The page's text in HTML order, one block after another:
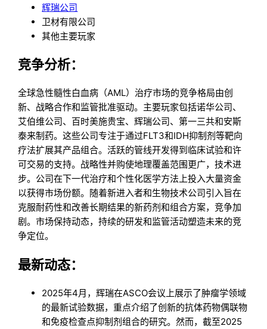
辉瑞公司
卫材有限公司
其他主要玩家
竞争分析：
全球急性髓性白血病（AML）治疗市场的竞争格局由创
新、战略合作和监管批准驱动。主要玩家包括诺华公司、
艾伯维公司、百时美施贵宝、辉瑞公司、第一三共和安斯
泰来制药。这些公司专注于通过FLT3和IDH抑制剂等靶向
疗法扩展其产品组合。活跃的管线开发得到临床试验和许
可交易的支持。战略性并购使地理覆盖范围更广，技术进
步。公司在下一代治疗和个性化医学方法上投入大量资金
以获得市场份额。随着新进入者和生物技术公司引入旨在
克服耐药性和改善长期结果的新药剂和组合方案，竞争加
剧。市场保持动态，持续的研发和监管活动塑造未来的竞
争定位。
最新动态：
2025年4月，辉瑞在ASCO会议上展示了肿瘤学领域
的最新试验数据，重点介绍了创新的抗体药物偶联物
和免疫检查点抑制剂组合的研究。然而，截至2025